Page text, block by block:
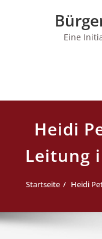
Eine
Heidi
Leitung
Startseite Heidi